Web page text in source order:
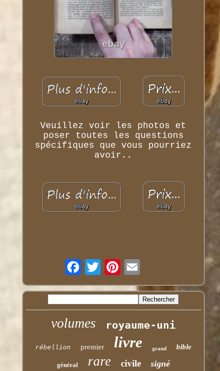
Veuillez voir les photos et
poser toutes les questions
spécifiques que vous pourriez
avoir..
volumes royaume-uni
rébellion premier livre grand bible
général rare civile signé